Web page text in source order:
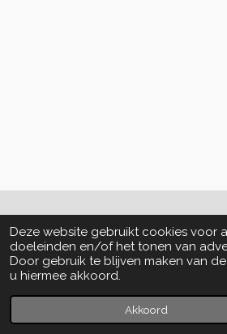
Deze website gebruikt cookies voor
doeleinden en/of het tonen van
Door gebruik te blijven maken van
u hiermee akkoord.
Akkoord
© 2020 - 2022 La Perla Skin & Beauty -
Telefoonnummer